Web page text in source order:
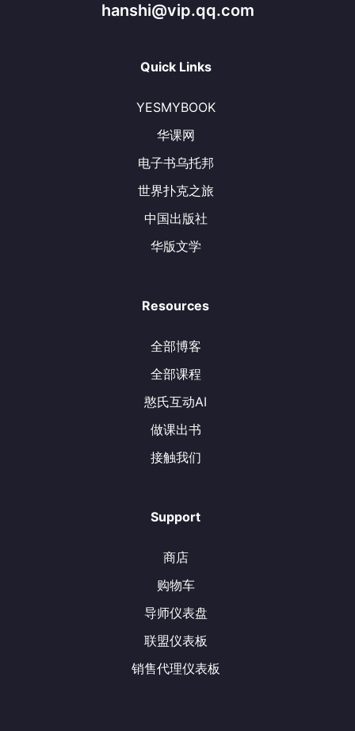
hanshi@vip.qq.com
Quick Links
YESMYBOOK
华课网
电子书乌托邦
世界扑克之旅
中国出版社
华版文学
Resources
全部博客
全部课程
憨氏互动AI
做课出书
接触我们
Support
商店
购物车
导师仪表盘
联盟仪表板
销售代理仪表板